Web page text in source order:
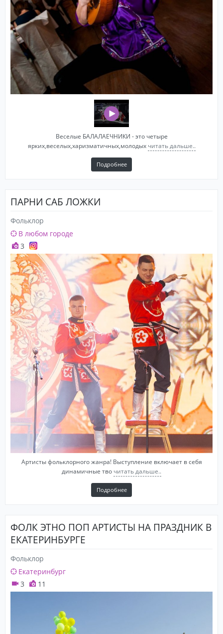
Веселые БАЛАЛАЕЧНИКИ - это четыре
ярких,веселых,харизматичных,молодых читать дальше..
Подробнее
ПАРНИ САБ ЛОЖКИ
Фольклор
В любом городе
3
Артисты фольклорного жанра! Выступление включает в себя
динамичные тво читать дальше..
Подробнее
ФОЛК ЭТНО ПОП АРТИСТЫ НА ПРАЗДНИК В
ЕКАТЕРИНБУРГЕ
Фольклор
Екатеринбург
3
11